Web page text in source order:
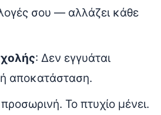
σου — αλλάζει κάθε
: Δεν εγγυάται
αποκατάσταση.
προσωρινή. Το πτυχίο μένει.